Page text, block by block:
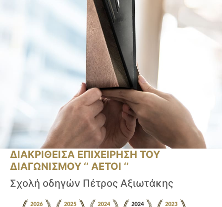
ΔΙΑΚΡΙΘΕΙΣΑ ΕΠΙΧΕΙΡΗΣΗ ΤΟΥ
ΔΙΑΓΩΝΙΣΜΟΥ ‘’ ΑΕΤΟΙ ‘’
Σχολή οδηγών Πέτρος Αξιωτάκης